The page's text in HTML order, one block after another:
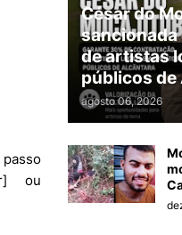
ou
César do
sancionada
de artistas
públicos de
agosto 06, 2026